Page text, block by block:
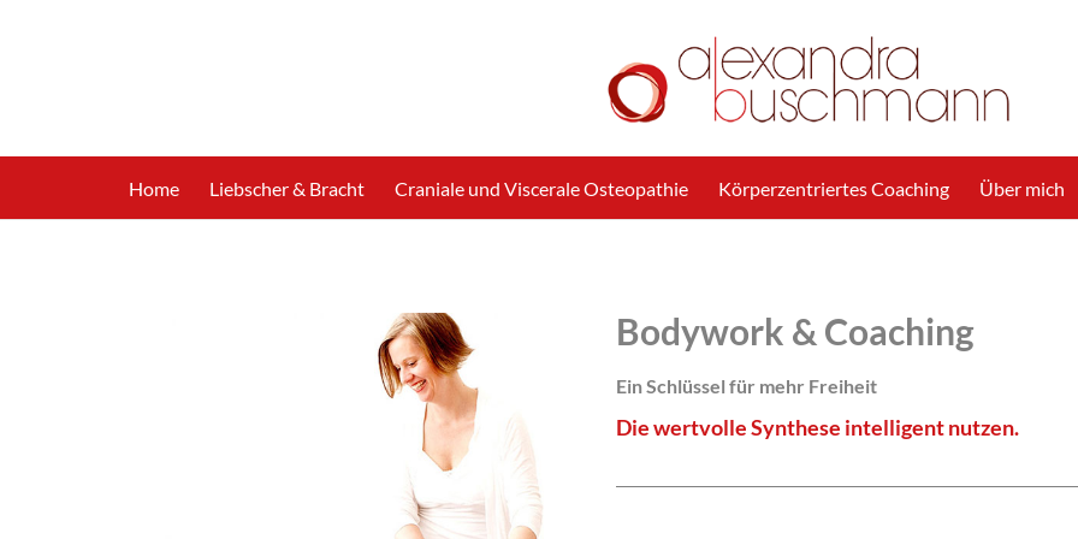
Home Liebscher & Bracht Craniale und Viscerale Osteopathie Körperzentriertes Coaching Über mich
Bodywork & Coaching
Ein Schlüssel für mehr Freiheit
Die wertvolle Synthese intelligent nutzen.